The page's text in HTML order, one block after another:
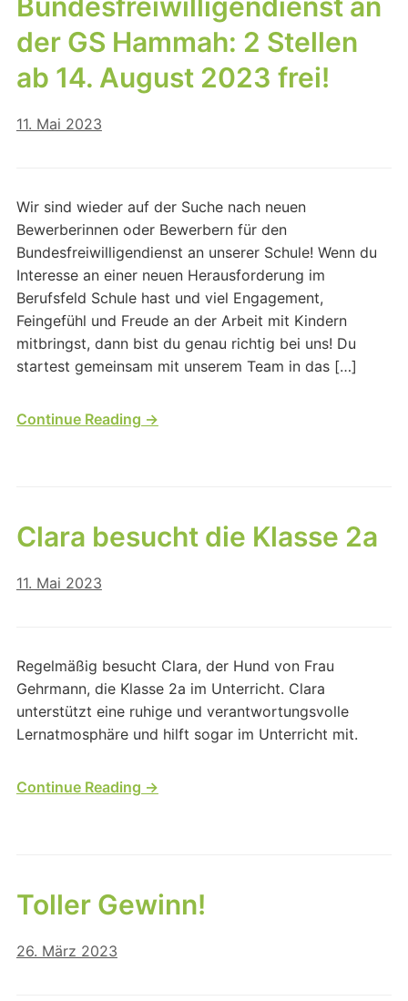
der GS Hammah: 2 Stellen
ab 14. August 2023 frei!
11. Mai 2023
Wir sind wieder auf der Suche nach neuen
Bewerberinnen oder Bewerbern für den
Bundesfreiwilligendienst an unserer Schule! Wenn du
Interesse an einer neuen Herausforderung im
Berufsfeld Schule hast und viel Engagement,
Feingefühl und Freude an der Arbeit mit Kindern
mitbringst, dann bist du genau richtig bei uns! Du
startest gemeinsam mit unserem Team in das […]
Continue Reading →
Clara besucht die Klasse 2a
11. Mai 2023
Regelmäßig besucht Clara, der Hund von Frau
Gehrmann, die Klasse 2a im Unterricht. Clara
unterstützt eine ruhige und verantwortungsvolle
Lernatmosphäre und hilft sogar im Unterricht mit.
Continue Reading →
Toller Gewinn!
26. März 2023